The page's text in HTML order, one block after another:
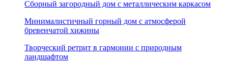
Сборный загородный дом с металлическим каркасом
Минималистичный горный дом с атмосферой
бревенчатой хижины
Творческий ретрит в гармонии с природным
ландшафтом